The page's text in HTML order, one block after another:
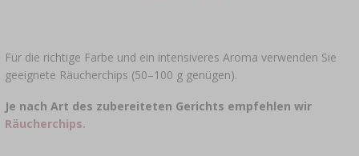
Für die richtige Farbe und ein intensiveres Aroma verwenden Sie
geeignete Räucherchips (50–100 g genügen).
Je nach Art des zubereiteten Gerichts empfehlen wir
Räucherchips.